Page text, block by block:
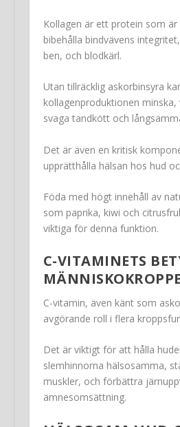
Kollagen är ett protein som
bibehålla bindvävens
ben, och blodkärl.
Utan tillräcklig askorbinsyra
kollagenproduktionen minska,
svaga tandkött och
Det är även en kritisk
upprätthålla hälsan hos hud
Föda med högt innehåll av
som paprika, kiwi och
viktiga för denna funktion.
C-VITAMINETS
C-vitamin, även känt som
avgörande roll i flera
Det är viktigt för att hålla
slemhinnorna hälsosamma,
muskler, och förbättra
ämnesomsättning.